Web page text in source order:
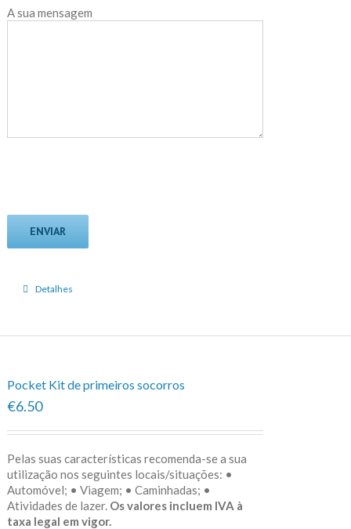
A sua mensagem
Detalhes
Pocket Kit de primeiros socorros
€6.50
Pelas suas características recomenda-se a sua
utilização nos seguintes locais/situações: •
Automóvel; • Viagem; • Caminhadas; •
Atividades de lazer. Os valores incluem IVA à
taxa legal em vigor.